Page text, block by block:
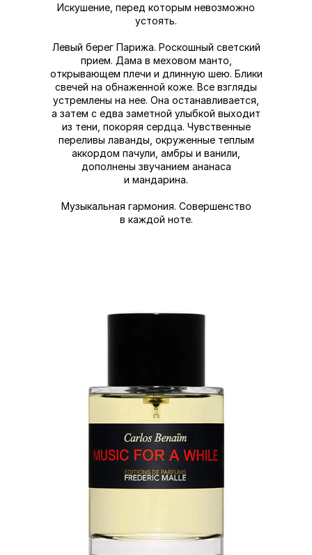
Искушение, перед которым невозможно
устоять.
Левый берег Парижа. Роскошный светский
прием. Дама в меховом манто,
открывающем плечи и длинную шею. Блики
свечей на обнаженной коже. Все взгляды
устремлены на нее. Она останавливается,
а затем с едва заметной улыбкой выходит
из тени, покоряя сердца. Чувственные
переливы лаванды, окруженные теплым
аккордом пачули, амбры и ванили,
дополнены звучанием ананаса
и мандарина.
Музыкальная гармония. Совершенство
в каждой ноте.